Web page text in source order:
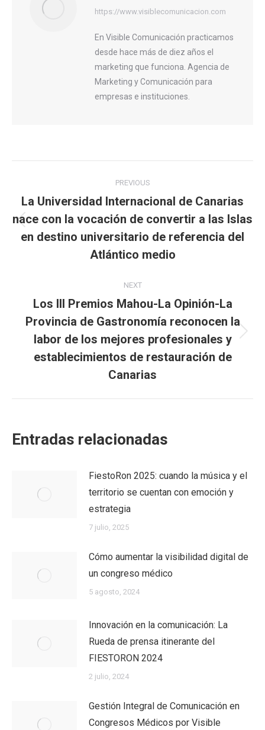
https://www.visiblecomunicacion.com
En Visible Comunicación practicamos
desde hace más de diez años el
marketing que funciona. Agencia de
Marketing y Comunicación para
empresas e instituciones.
navigation
PREVIOUS
Previous
post:
La Universidad Internacional de Canarias
nace con la vocación de convertir a las Islas
en destino universitario de referencia del
Atlántico medio
NEXT
Next
post:
Los III Premios Mahou-La Opinión-La
Provincia de Gastronomía reconocen la
labor de los mejores profesionales y
establecimientos de restauración de
Canarias
Entradas relacionadas
FiestoRon 2025: cuando la música y el
territorio se cuentan con emoción y
estrategia
7 julio, 2025
Cómo aumentar la visibilidad digital de
un congreso médico
5 agosto, 2024
Innovación en la comunicación: La
Rueda de prensa itinerante del
FIESTORON 2024
2 julio, 2024
Gestión Integral de Comunicación en
Congresos Médicos por Visible